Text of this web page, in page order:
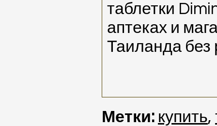
таблетки
аптеках и
Таиланда без
Метки: купить,